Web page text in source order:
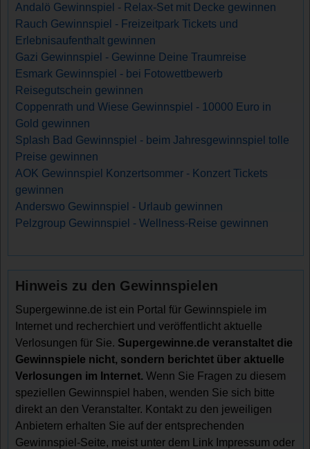
Andalö Gewinnspiel - Relax-Set mit Decke gewinnen
Rauch Gewinnspiel - Freizeitpark Tickets und
Erlebnisaufenthalt gewinnen
Gazi Gewinnspiel - Gewinne Deine Traumreise
Esmark Gewinnspiel - bei Fotowettbewerb
Reisegutschein gewinnen
Coppenrath und Wiese Gewinnspiel - 10000 Euro in
Gold gewinnen
Splash Bad Gewinnspiel - beim Jahresgewinnspiel tolle
Preise gewinnen
AOK Gewinnspiel Konzertsommer - Konzert Tickets
gewinnen
Anderswo Gewinnspiel - Urlaub gewinnen
Pelzgroup Gewinnspiel - Wellness-Reise gewinnen
Hinweis zu den Gewinnspielen
Supergewinne.de ist ein Portal für Gewinnspiele im
Internet und recherchiert und veröffentlicht aktuelle
Verlosungen für Sie. Supergewinne.de veranstaltet die
Gewinnspiele nicht, sondern berichtet über aktuelle
Verlosungen im Internet. Wenn Sie Fragen zu diesem
speziellen Gewinnspiel haben, wenden Sie sich bitte
direkt an den Veranstalter. Kontakt zu den jeweiligen
Anbietern erhalten Sie auf der entsprechenden
Gewinnspiel-Seite, meist unter dem Link Impressum oder